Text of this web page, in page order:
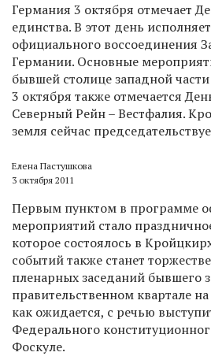
Германия 3 октября отмечает
единства. В этот день
официального воссоединения
Германии. Основные
бывшей столице западной
3 октября также отмечается
Северный Рейн – Вестфалия.
земля сейчас
Елена Пастушкова
3 октября 2011
Первым пунктом в программе
мероприятий стало
которое состоялось в
событий также станет
пленарных заседаний бывшего
правительственном квартале
как ожидается, с речью
Федерального
Фоскуле.